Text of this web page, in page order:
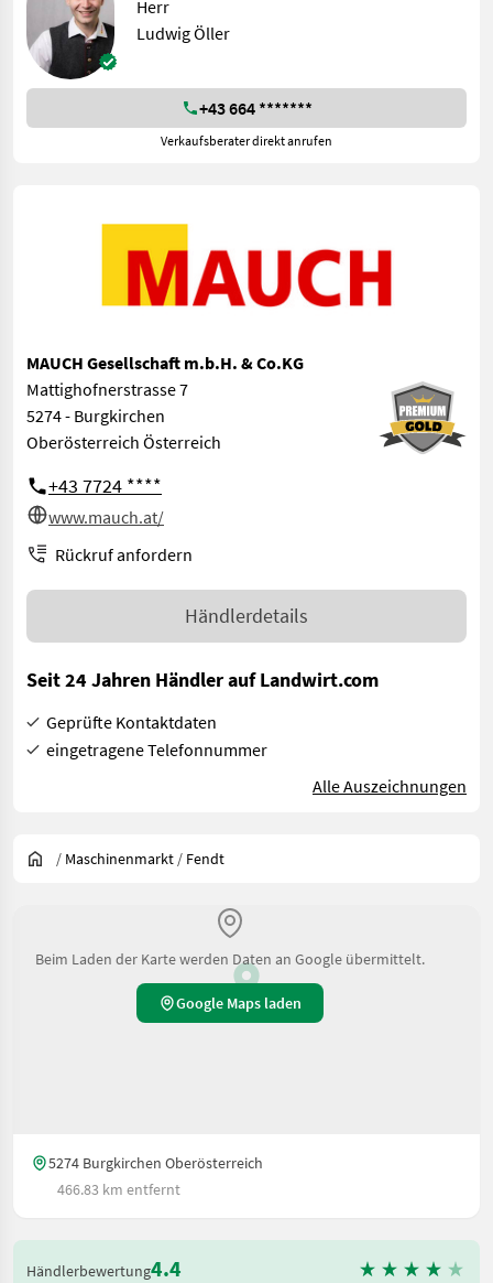
Herr
Ludwig Öller
+43 664 *******
Verkaufsberater direkt anrufen
MAUCH Gesellschaft m.b.H. & Co.KG
Mattighofnerstrasse 7
5274 - Burgkirchen
Oberösterreich Österreich
+43 7724 ****
www.mauch.at/
Rückruf anfordern
Händlerdetails
Seit 24 Jahren Händler auf Landwirt.com
Geprüfte Kontaktdaten
eingetragene Telefonnummer
Alle Auszeichnungen
/ Maschinenmarkt / Fendt
Beim Laden der Karte werden Daten an Google übermittelt.
Google Maps laden
5274 Burgkirchen Oberösterreich
466.83 km entfernt
Händlerbewertung4.4